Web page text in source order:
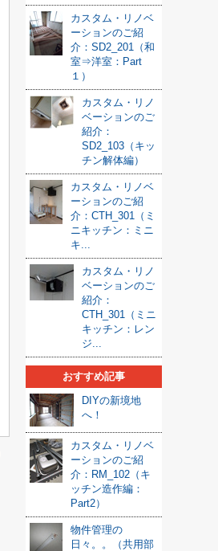
カスタム・リノベ
ーションのご紹
介：SD2_201（和
室⇒洋室：Part
１）
カスタム・リノ
ベーションのご
紹介：
SD2_103（キッ
チン解体編）
カスタム・リノベ
ーションのご紹
介：CTH_301（ミ
ニキッチン：ミニ
キ...
カスタム・リノ
ベーションのご
紹介：
CTH_301（ミニ
キッチン：レン
ジ...
おすすめ記事
DIYの新境地
へ！
カスタム・リノベ
ーションのご紹
介：RM_102（キ
ッチン造作編：
Part2）
物件管理の
日々。。（共用部